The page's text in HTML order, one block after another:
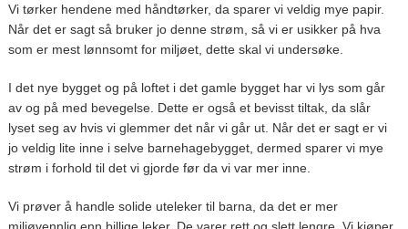
Vi tørker hendene med håndtørker, da sparer vi veldig mye papir.
Når det er sagt så bruker jo denne strøm, så vi er usikker på hva
som er mest lønnsomt for miljøet, dette skal vi undersøke.
I det nye bygget og på loftet i det gamle bygget har vi lys som går
av og på med bevegelse. Dette er også et bevisst tiltak, da slår
lyset seg av hvis vi glemmer det når vi går ut. Når det er sagt er vi
jo veldig lite inne i selve barnehagebygget, dermed sparer vi mye
strøm i forhold til det vi gjorde før da vi var mer inne.
Vi prøver å handle solide uteleker til barna, da det er mer